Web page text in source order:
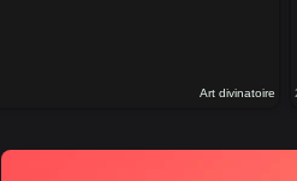
Art divinatoire